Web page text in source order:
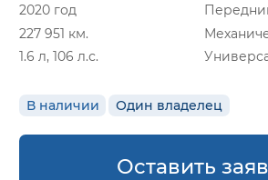
2020 год
227 951 км.
1.6 л, 106 л.с.
В наличии Один владелец
Оставить